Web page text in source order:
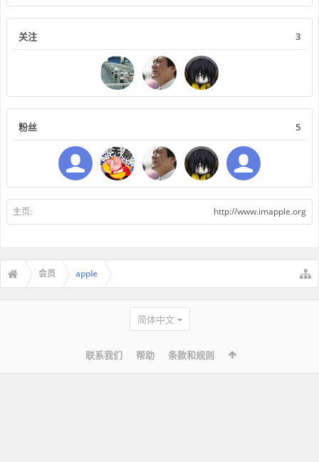
关注 3
粉丝 5
主页: http://www.imapple.org
会员 apple
简体中文
联系我们 帮助 条款和规则